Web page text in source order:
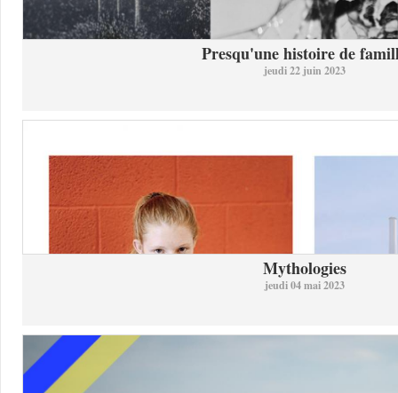
Presqu'une histoire de
jeudi 22 juin 2023
Mythologies
jeudi 04 mai 2023